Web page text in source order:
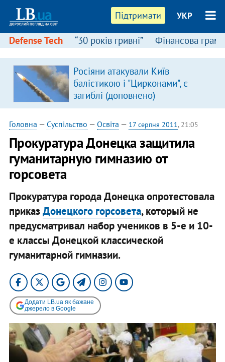
Підтримати УКР
Defense Tech “30 років гривні” Фінансова
Росіяни атакували Київ
балістикою і "Цирконами", є
загиблі (доповнено)
Головна — Суспільство — Освіта — 17 серпня 2011, 21:05
Прокуратура Донецка защитила
гуманитарную гимназию от
горсовета
Прокуратура города Донецка опротестовала
приказДонецкого горсовета, который не
предусматривал набор учеников в 5-е и 10-
е классы Донецкой классической
гуманитарной гимназии.
Додати LB.ua як бажане
джерело в Google